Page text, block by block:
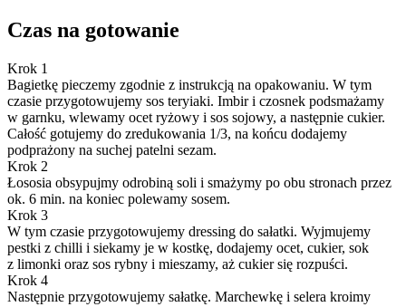
Czas na gotowanie
Krok 1
Bagietkę pieczemy zgodnie z instrukcją na opakowaniu. W tym
czasie przygotowujemy sos teryiaki. Imbir i czosnek podsmażamy
w garnku, wlewamy ocet ryżowy i sos sojowy, a następnie cukier.
Całość gotujemy do zredukowania 1/3, na końcu dodajemy
podprażony na suchej patelni sezam.
Krok 2
Łososia obsypujmy odrobiną soli i smażymy po obu stronach przez
ok. 6 min. na koniec polewamy sosem.
Krok 3
W tym czasie przygotowujemy dressing do sałatki. Wyjmujemy
pestki z chilli i siekamy je w kostkę, dodajemy ocet, cukier, sok
z limonki oraz sos rybny i mieszamy, aż cukier się rozpuści.
Krok 4
Następnie przygotowujemy sałatkę. Marchewkę i selera kroimy